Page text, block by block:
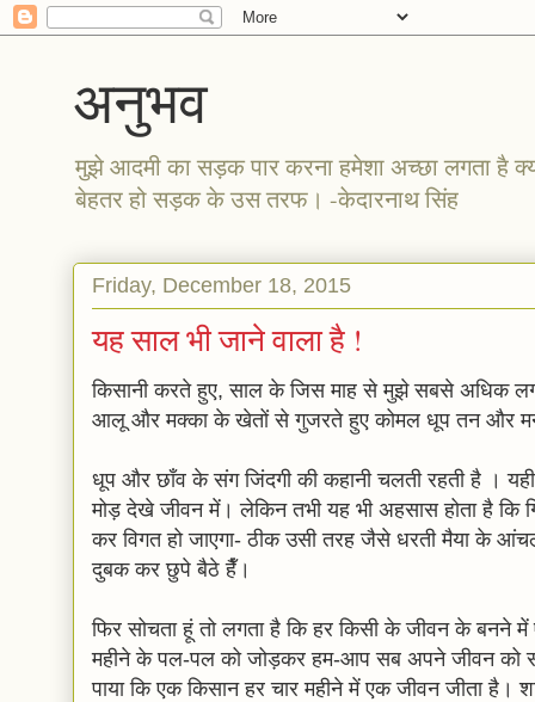
अनुभव
मुझे आदमी का सड़क पार करना हमेशा अच्छा लगता है
बेहतर हो सड़क के उस तरफ। -केदारनाथ सिंह
Friday, December 18, 2015
यह साल भी जाने वाला है !
किसानी करते हुए, साल के जिस माह से मुझे सबसे अधिक
आलू और मक्का के खेतों से गुजरते हुए कोमल धूप तन और मन
धूप और छाँव के संग जिंदगी की कहानी चलती रहती है ।
मोड़ देखे जीवन में। लेकिन तभी यह भी अहसास होता है कि
कर विगत हो जाएगा- ठीक उसी तरह जैसे धरती मैया के
दुबक कर छुपे बैठे हैँ।
फिर सोचता हूं तो लगता है कि हर किसी के जीवन के बनने में
महीने के पल-पल को जोड़कर हम-आप सब अपने जीवन को
पाया कि एक किसान हर चार महीने में एक जीवन जीता है।